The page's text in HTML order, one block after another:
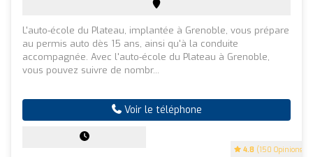
4.8 (150 Opinions)
L'auto-école du Plateau, implantée à Grenoble, vous prépare
au permis auto dès 15 ans, ainsi qu'à la conduite
accompagnée. Avec l'auto-école du Plateau à Grenoble,
vous pouvez suivre de nombr...
Voir le téléphone